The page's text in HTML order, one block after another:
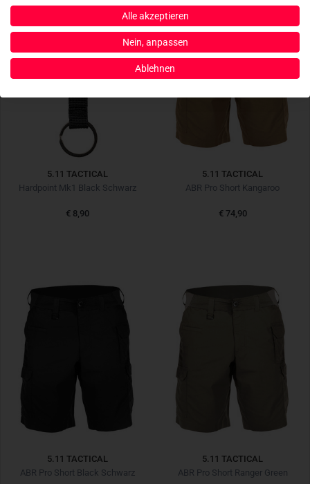
5.11 TACTICAL
Hardpoint Mk1 Black Schwarz
€ 8,90
5.11 TACTICAL
ABR Pro Short Kangaroo
€ 74,90
5.11 TACTICAL
ABR Pro Short Black Schwarz
5.11 TACTICAL
ABR Pro Short Ranger Green
Alle akzeptieren
Nein, anpassen
Ablehnen